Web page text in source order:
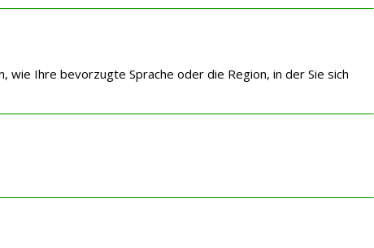
Ihre bevorzugte Sprache oder die Region, in der Sie sich